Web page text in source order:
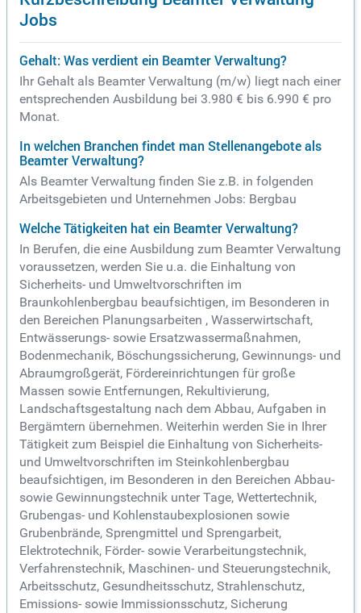
Jobs
Gehalt: Was verdient ein Beamter Verwaltung?
Ihr Gehalt als Beamter Verwaltung (m/w) liegt nach einer
entsprechenden Ausbildung bei 3.980 € bis 6.990 € pro
Monat.
In welchen Branchen findet man Stellenangebote als
Beamter Verwaltung?
Als Beamter Verwaltung finden Sie z.B. in folgenden
Arbeitsgebieten und Unternehmen Jobs: Bergbau
Welche Tätigkeiten hat ein Beamter Verwaltung?
In Berufen, die eine Ausbildung zum Beamter Verwaltung
voraussetzen, werden Sie u.a. die Einhaltung von
Sicherheits- und Umweltvorschriften im
Braunkohlenbergbau beaufsichtigen, im Besonderen in
den Bereichen Planungsarbeiten , Wasserwirtschaft,
Entwässerungs- sowie Ersatzwassermaßnahmen,
Bodenmechanik, Böschungssicherung, Gewinnungs- und
Abraumgroßgerät, Fördereinrichtungen für große
Massen sowie Entfernungen, Rekultivierung,
Landschaftsgestaltung nach dem Abbau, Aufgaben in
Bergämtern übernehmen. Weiterhin werden Sie in Ihrer
Tätigkeit zum Beispiel die Einhaltung von Sicherheits-
und Umweltvorschriften im Steinkohlenbergbau
beaufsichtigen, im Besonderen in den Bereichen Abbau-
sowie Gewinnungstechnik unter Tage, Wettertechnik,
Grubengas- und Kohlenstaubexplosionen sowie
Grubenbrände, Sprengmittel und Sprengarbeit,
Elektrotechnik, Förder- sowie Verarbeitungstechnik,
Verfahrenstechnik, Maschinen- und Steuerungstechnik,
Arbeitsschutz, Gesundheitsschutz, Strahlenschutz,
Emissions- sowie Immissionsschutz, Sicherung